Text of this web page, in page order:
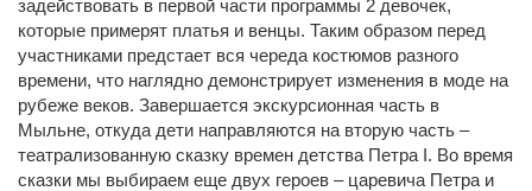
задействовать в первой части программы 2 девочек,
которые примерят платья и венцы. Таким образом перед
участниками предстает вся череда костюмов разного
времени, что наглядно демонстрирует изменения в моде на
рубеже веков. Завершается экскурсионная часть в
Мыльне, откуда дети направляются на вторую часть –
театрализованную сказку времен детства Петра I. Во время
сказки мы выбираем еще двух героев – царевича Петра и